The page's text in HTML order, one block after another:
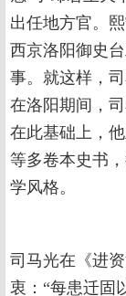
出任地方官。
西京洛阳御史
事。就这样，
在洛阳期间，
在此基础上，
等多卷本史书
学风格。
司马光在《进
衷：“每患迁固